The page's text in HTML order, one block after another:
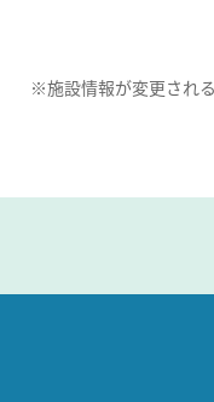
※施設情報が変更され